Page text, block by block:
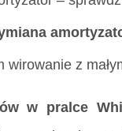
wirowanie z
w pralce